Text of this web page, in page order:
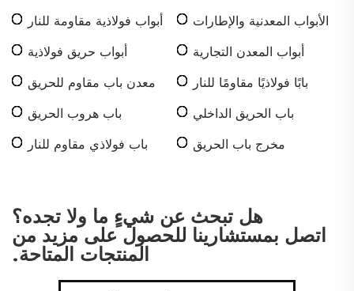
الأبواب المعدنية والإطارات
أبواب فولاذية مقاومة للنار
أبواب المعدن التجارية
أبواب حريق فولاذية
بابًا فولاذيًا مقاومًا للنار
معدن باب مقاوم للحريق
باب الحريق الداخلي
باب هروب الحريق
مخرج باب الحريق
باب فولاذي مقاوم للنار
هل تبحث عن شيءٍ ما ولا تجده؟
اتصل بمستشارينا للحصول على مزيد من
المنتجات المتاحة.